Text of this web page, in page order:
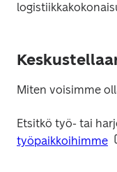
Miten voisimme
Etsitkö työ- tai
työpaikkoihimme